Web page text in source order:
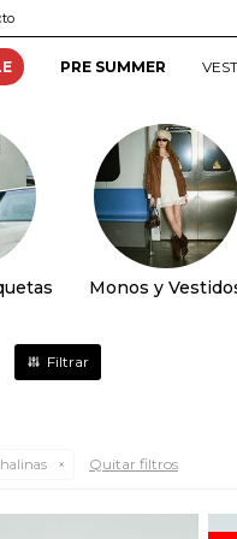
PRE SUMMER
Monos y
Quitar filtros